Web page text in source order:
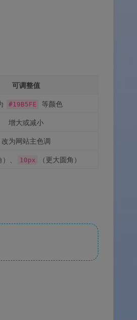
可调整值
#19B5FE 等颜色
增大或减小
改为网站主色调
、 10px （更大圆角）